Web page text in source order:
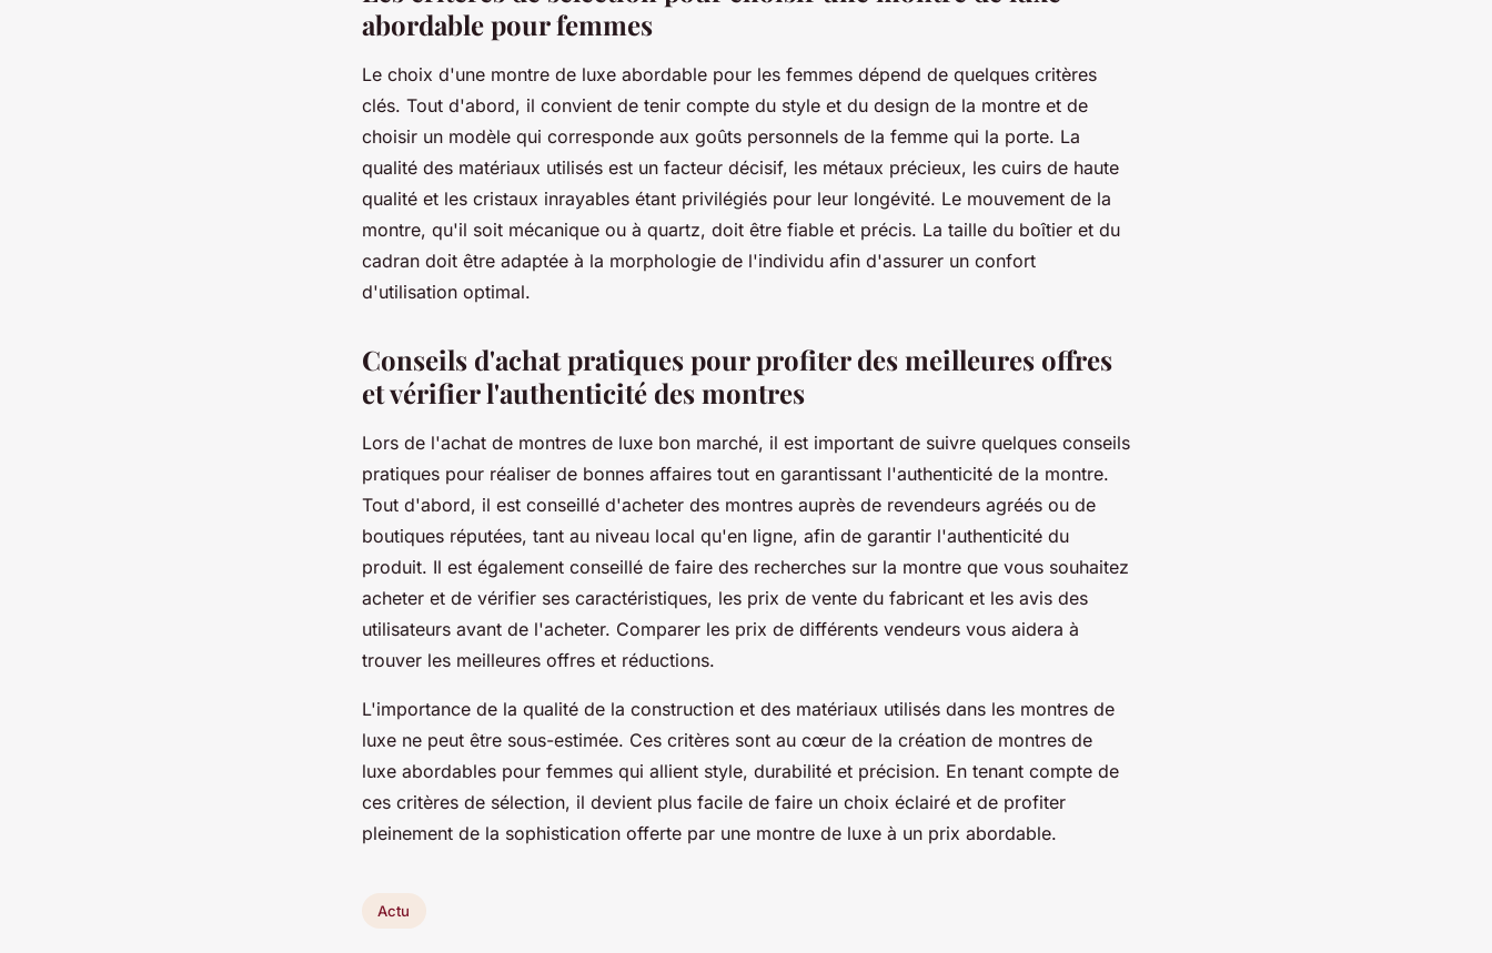
abordable pour femmes
Le choix d'une montre de luxe abordable pour les femmes dépend de quelques critères
clés. Tout d'abord, il convient de tenir compte du style et du design de la montre et de
choisir un modèle qui corresponde aux goûts personnels de la femme qui la porte. La
qualité des matériaux utilisés est un facteur décisif, les métaux précieux, les cuirs de haute
qualité et les cristaux inrayables étant privilégiés pour leur longévité. Le mouvement de la
montre, qu'il soit mécanique ou à quartz, doit être fiable et précis. La taille du boîtier et du
cadran doit être adaptée à la morphologie de l'individu afin d'assurer un confort
d'utilisation optimal.
Conseils d'achat pratiques pour profiter des meilleures offres
et vérifier l'authenticité des montres
Lors de l'achat de montres de luxe bon marché, il est important de suivre quelques conseils
pratiques pour réaliser de bonnes affaires tout en garantissant l'authenticité de la montre.
Tout d'abord, il est conseillé d'acheter des montres auprès de revendeurs agréés ou de
boutiques réputées, tant au niveau local qu'en ligne, afin de garantir l'authenticité du
produit. Il est également conseillé de faire des recherches sur la montre que vous souhaitez
acheter et de vérifier ses caractéristiques, les prix de vente du fabricant et les avis des
utilisateurs avant de l'acheter. Comparer les prix de différents vendeurs vous aidera à
trouver les meilleures offres et réductions.
L'importance de la qualité de la construction et des matériaux utilisés dans les montres de
luxe ne peut être sous-estimée. Ces critères sont au cœur de la création de montres de
luxe abordables pour femmes qui allient style, durabilité et précision. En tenant compte de
ces critères de sélection, il devient plus facile de faire un choix éclairé et de profiter
pleinement de la sophistication offerte par une montre de luxe à un prix abordable.
Actu